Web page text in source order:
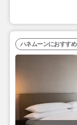
ハネムーンにおすすめ